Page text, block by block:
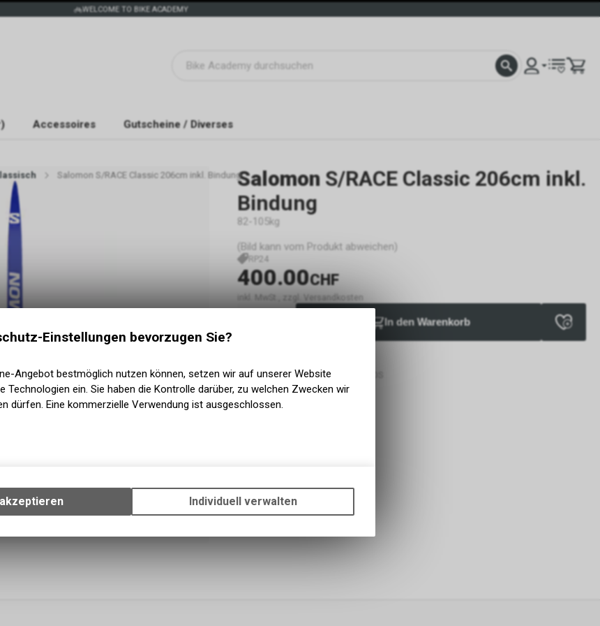
WELCOME TO BIKE ACADEMY
Accessoires Gutscheine / Diverses
Salomon S/RACE Classic 206cm inkl. BindungSalomon S/RACE Classic 206cm inkl.
Bindung
82-105kg
(Bild kann vom Produkt abweichen)
RP24
400.00CHF
inkl. MwSt., zzgl. Versandkosten
In den Warenkorb
Abholung BIKE ACADEMY DAVOS
Einstellungen bevorzugen Sie?
Angebot bestmöglich nutzen können, setzen wir auf unserer Website
Technologien ein. Sie haben die Kontrolle darüber, zu welchen Zwecken wir
dürfen. Eine kommerzielle Verwendung ist ausgeschlossen.
Gerät, um die grundlegenden Funktionen unseres Online-Angebots, wie die
des Warenkorbs, zu ermöglichen. Bitte beachten Sie, dass die
Individuell verwalten